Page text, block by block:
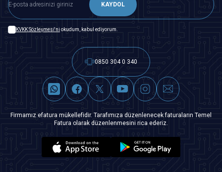
KAYDOL
KVKK Sözleşmesi'ni okudum, kabul ediyorum.
0850 304 0 340
Firmamız efatura mükellefidir. Tarafımıza düzenlenecek faturaların Temel
Fatura olarak düzenlenmesini rica ederiz.